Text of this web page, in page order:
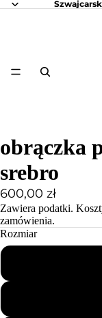
obrączka
srebro
600,00 zł
Zawiera podatki.
zamówienia.
Rozmiar